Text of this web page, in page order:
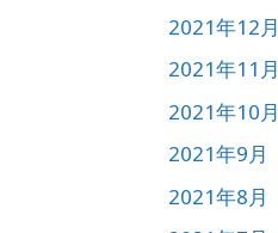
2021年12月
2021年11月
2021年10月
2021年9月
2021年8月